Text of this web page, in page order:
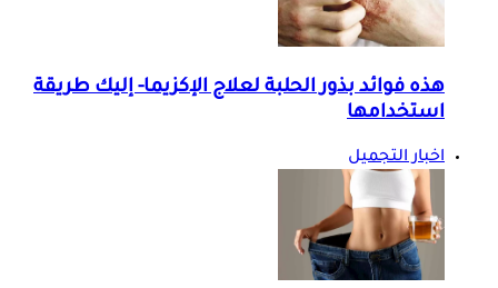
هذه فوائد بذور الحلبة لعلاج الإكزيما- إليك طريقة
استخدامها
اخبار التجميل